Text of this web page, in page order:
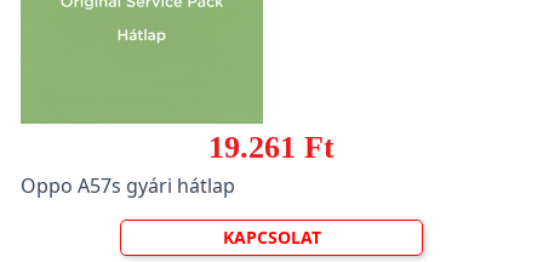
19.261 Ft
Oppo A57s gyári hátlap
KAPCSOLAT